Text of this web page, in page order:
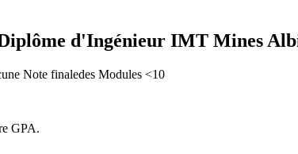
d'Ingénieur IMT Mines
Note finaledes Modules <10
GPA.